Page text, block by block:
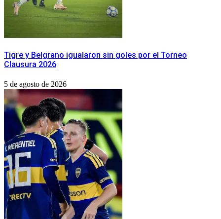
Tigre y Belgrano igualaron sin goles por el Torneo
Clausura 2026
5 de agosto de 2026